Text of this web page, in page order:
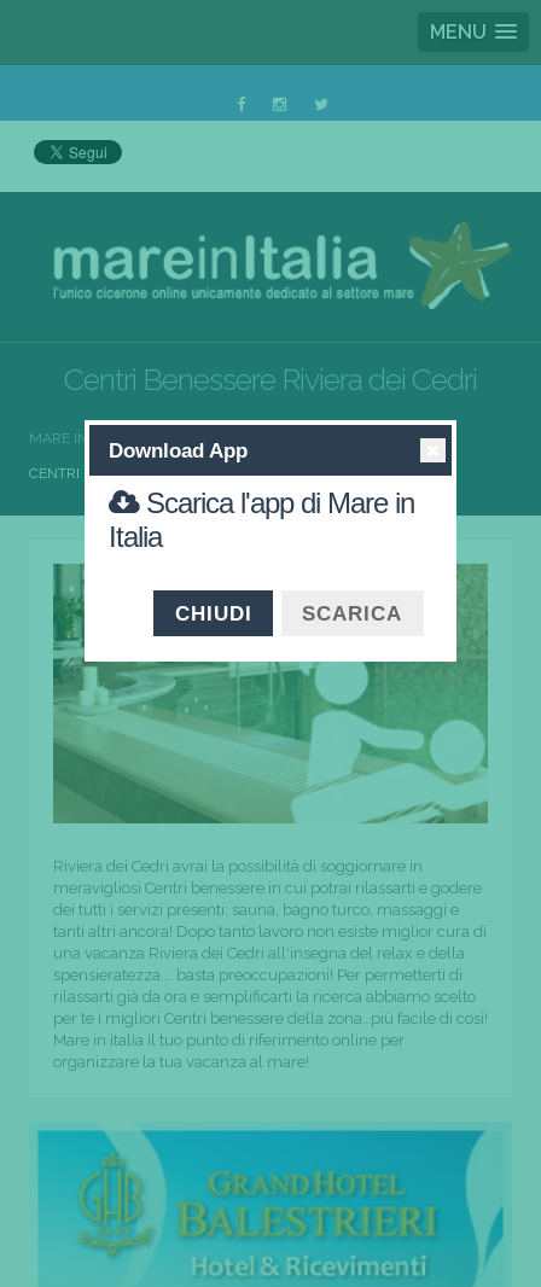
MENU
Centri Benessere Riviera dei Cedri
MARE IN ITALIA
CENTRI BENESSERE RIVIERA DEI CEDRI
Riviera dei Cedri avrai la possibilità di soggiornare in
meravigliosi Centri benessere in cui potrai rilassarti e godere
dei tutti i servizi presenti: sauna, bagno turco, massaggi e
tanti altri ancora! Dopo tanto lavoro non esiste miglior cura di
una vacanza Riviera dei Cedri all'insegna del relax e della
spensieratezza…. basta preoccupazioni! Per permetterti di
rilassarti già da ora e semplificarti la ricerca abbiamo scelto
per te i migliori Centri benessere della zona…più facile di così!
Mare in italia il tuo punto di riferimento online per
organizzare la tua vacanza al mare!
Download App
Scarica l'app di Mare in
Italia
CHIUDI SCARICA